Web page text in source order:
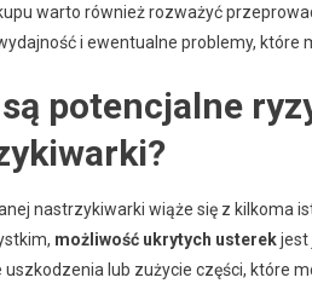
warto również rozważyć
i ewentualne problemy, które
potencjalne
nastrzykiwarki wiąże się z kilkoma
możliwość ukrytych usterekjest
lub zużycie części, które